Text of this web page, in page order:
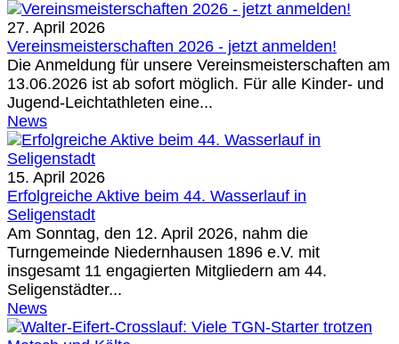
27. April 2026
Vereinsmeisterschaften 2026 - jetzt anmelden!
Die Anmeldung für unsere Vereinsmeisterschaften am
13.06.2026 ist ab sofort möglich. Für alle Kinder- und
Jugend-Leichtathleten eine...
News
15. April 2026
Erfolgreiche Aktive beim 44. Wasserlauf in
Seligenstadt
Am Sonntag, den 12. April 2026, nahm die
Turngemeinde Niedernhausen 1896 e.V. mit
insgesamt 11 engagierten Mitgliedern am 44.
Seligenstädter...
News